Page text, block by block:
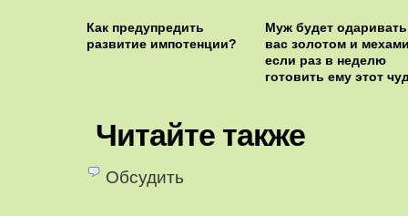
Как предупредить
развитие импотенции?
Муж будет одаривать
вас золотом и
если раз в неделю
готовить ему этот
Читайте также
Обсудить